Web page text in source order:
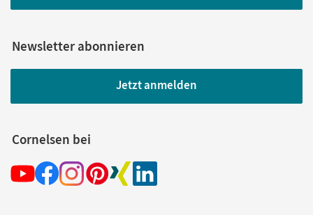
Newsletter abonnieren
Jetzt anmelden
Cornelsen bei